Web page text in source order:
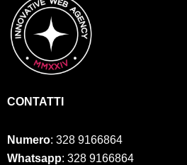
CONTATTI
Numero: 328 9166864
Whatsapp: 328 9166864